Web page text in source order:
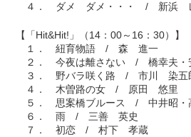
４． ダメ ダメ・・・ / 新浜
【「Hit&Hit!」（14：00～16：30）】
１． 紐育物語 / 森 進一
２． 今夜は離さない / 橋幸夫・
３． 野バラ咲く路 / 市川 染五
４． 木曽路の女 / 原田 悠里
５． 思案橋ブルース / 中井昭・高
６． 雨 / 三善 英史
７． 初恋 / 村下 孝蔵